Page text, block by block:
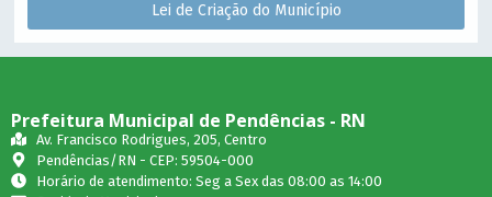
Lei de Criação do Município
Prefeitura Municipal de Pendências - RN
Av. Francisco Rodrigues, 205, Centro
Pendências/RN - CEP: 59504-000
Horário de atendimento: Seg a Sex das 08:00 as 14:00